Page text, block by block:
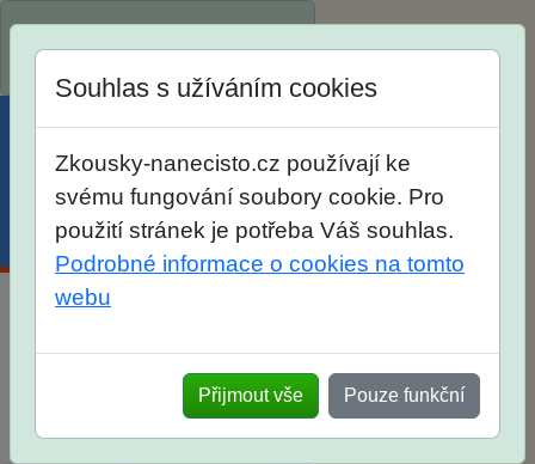
Menu Účet Košík
po skutečných přijímacích
zkouškách
Souhlas s užíváním cookies
Zkousky-nanecisto.cz používají ke
svému fungování soubory cookie. Pro
použití stránek je potřeba Váš souhlas.
Podrobné informace o cookies na tomto
webu
Přijmout vše Pouze funkční